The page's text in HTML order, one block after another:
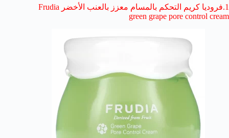
1.فروديا كريم التحكم بالمسام معزز بالعنب الأخضر Frudia
green grape pore control cream